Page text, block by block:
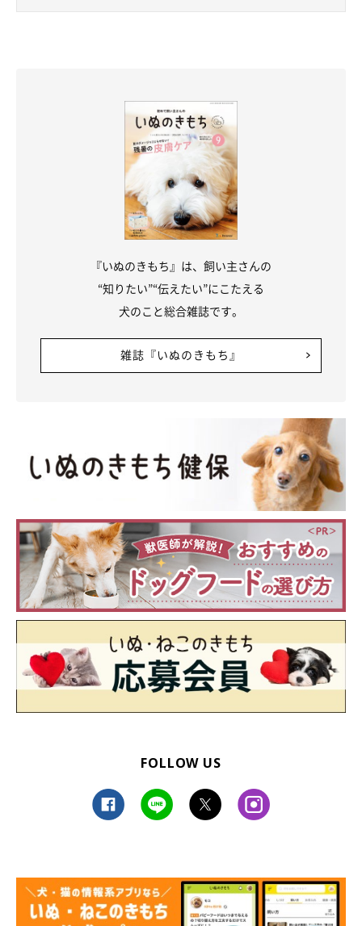
『いぬのきもち』は、飼い主さんの
“知りたい”“伝えたい”にこたえる
犬のこと総合雑誌です。
雑誌『いぬのきもち』
FOLLOW US